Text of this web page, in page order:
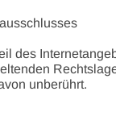
des
unberührt.